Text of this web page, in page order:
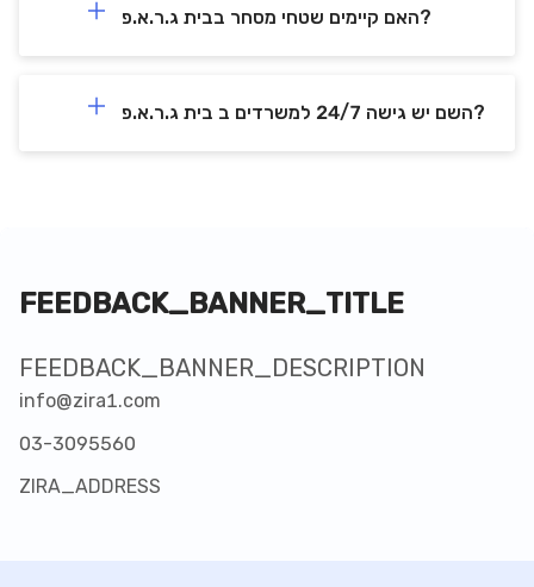
האם קיימים שטחי מסחר בבית ג.ר.א.פ?
השם יש גישה 24/7 למשרדים ב בית ג.ר.א.פ?
FEEDBACK_BANNER_TITLE
FEEDBACK_BANNER_DESCRIPTION
info@zira1.com
03-3095560
ZIRA_ADDRESS